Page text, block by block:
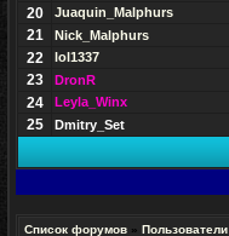
20 Juaquin_Malphurs
21 Nick_Malphurs
22 lol1337
23 DronR
24 Leyla_Winx
25 Dmitry_Set
Список форумов » Пользователи